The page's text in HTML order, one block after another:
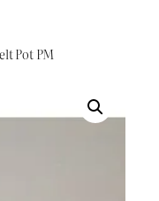
Pot PM